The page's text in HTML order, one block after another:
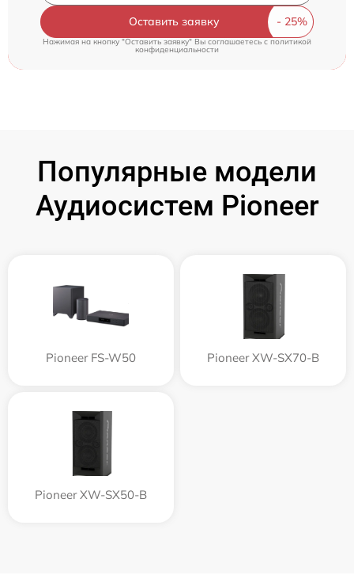
Оставить заявку
Нажимая на кнопку "Оставить заявку" Вы соглашаетесь c политикой
конфиденциальности
Популярные модели
Аудиосистем Pioneer
Pioneer FS-W50 Pioneer XW-SX70-B
Pioneer XW-SX50-B